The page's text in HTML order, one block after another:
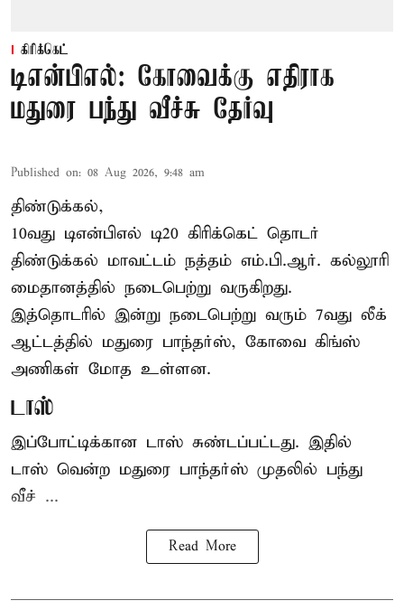
கிரிக்கெட்
டிஎன்பிஎல்: கோவைக்கு எதிராக
மதுரை பந்து வீச்சு தேர்வு
Published on: 08 Aug 2026, 9:48 am
திண்டுக்கல்,
10வது டிஎன்பிஎல் டி20 கிரிக்கெட் தொடர்
திண்டுக்கல் மாவட்டம் நத்தம் எம்.பி.ஆர். கல்லூரி
மைதானத்தில் நடைபெற்று வருகிறது.
இத்தொடரில் இன்று நடைபெற்று வரும் 7வது லீக்
ஆட்டத்தில் மதுரை பாந்தர்ஸ், கோவை கிங்ஸ்
அணிகள் மோத உள்ளன.
டாஸ்
இப்போட்டிக்கான டாஸ் சுண்டப்பட்டது. இதில்
டாஸ் வென்ற மதுரை பாந்தர்ஸ் முதலில் பந்து
வீச் ...
Read More